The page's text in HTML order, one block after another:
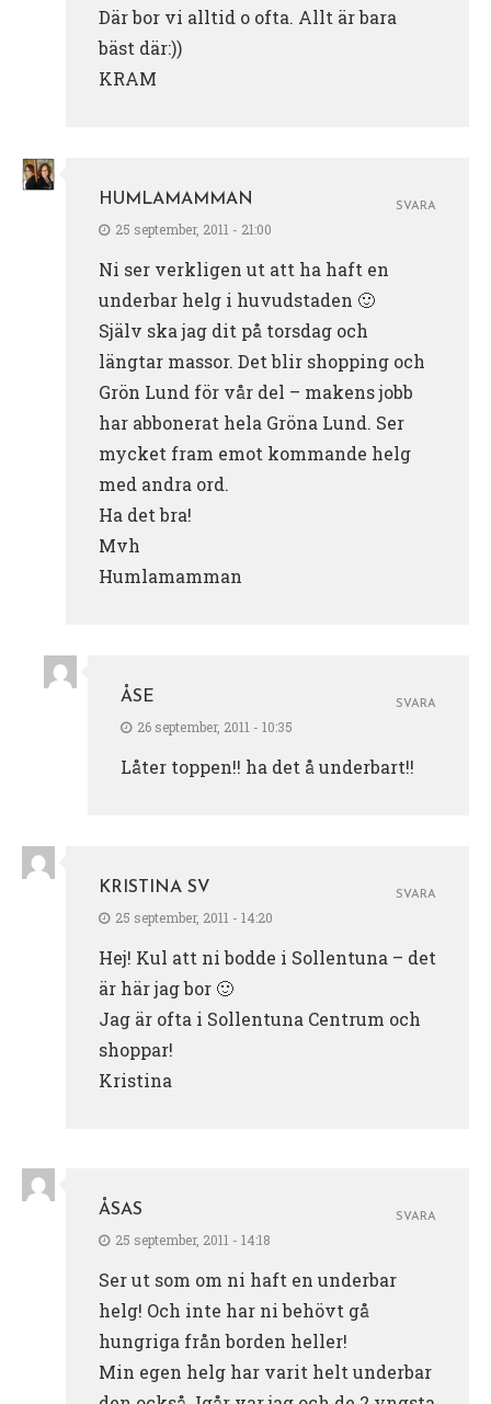
Där bor vi alltid o ofta. Allt är bara
bäst där:))
KRAM
HUMLAMAMMAN
25 september, 2011 - 21:00
Ni ser verkligen ut att ha haft en
underbar helg i huvudstaden 🙂
Själv ska jag dit på torsdag och
längtar massor. Det blir shopping och
Grön Lund för vår del – makens jobb
har abbonerat hela Gröna Lund. Ser
mycket fram emot kommande helg
med andra ord.
Ha det bra!
Mvh
Humlamamman
SVARA
ÅSE
26 september, 2011 - 10:35
Låter toppen!! ha det å underbart!!
SVARA
KRISTINA SV
25 september, 2011 - 14:20
Hej! Kul att ni bodde i Sollentuna – det
är här jag bor 🙂
Jag är ofta i Sollentuna Centrum och
shoppar!
Kristina
SVARA
ÅSAS
25 september, 2011 - 14:18
Ser ut som om ni haft en underbar
helg! Och inte har ni behövt gå
hungriga från borden heller!
Min egen helg har varit helt underbar
SVARA